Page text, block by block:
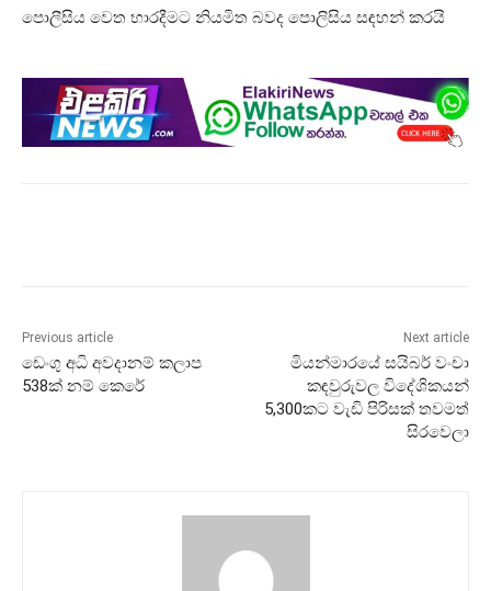
පොලීසිය වෙත භාරදීමට නියමිත බවද පොලිසිය සඳහන් කරයි
Previous article
ඩෙංගු අධි අවදානම් කලාප
538ක් නම් කෙරේ
Next article
මියන්මාරයේ සයිබර් වංචා
කඳවුරුවල විදේශිකයන්
5,300කට වැඩි පිරිසක් තවමත්
සිරවෙලා